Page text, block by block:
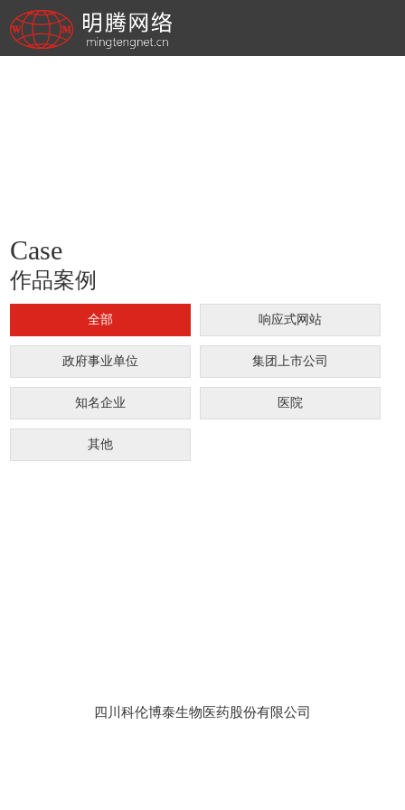
Case
作品案例
全部 响应式网站
政府事业单位 集团上市公司
知名企业 医院
其他
四川科伦博泰生物医药股份有限公司